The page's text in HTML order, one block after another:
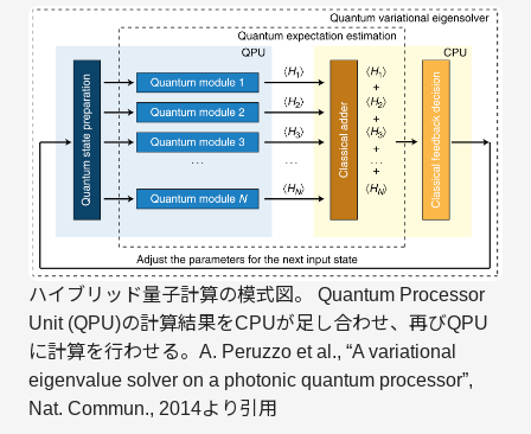
ハイブリッド量子計算の模式図。 Quantum Processor
Unit (QPU)の計算結果をCPUが足し合わせ、再びQPU
に計算を行わせる。A. Peruzzo et al., “A variational
eigenvalue solver on a photonic quantum processor”,
Nat. Commun., 2014より引用